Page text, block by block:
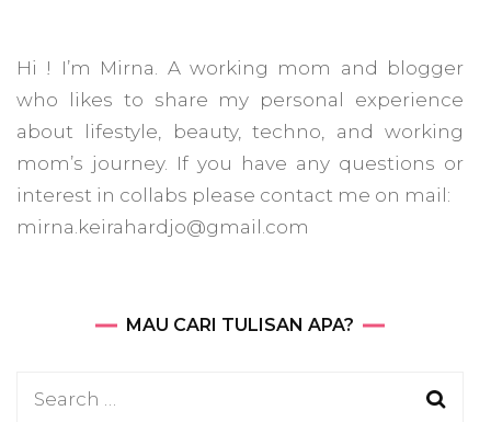
Hi ! I’m Mirna. A working mom and blogger
who likes to share my personal experience
about lifestyle, beauty, techno, and working
mom’s journey. If you have any questions or
interest in collabs please contact me on mail:
mirna.keirahardjo@gmail.com
MAU CARI TULISAN APA?
Search